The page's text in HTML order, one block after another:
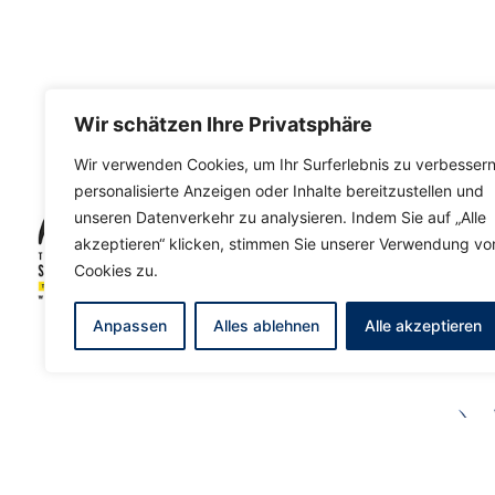
Wir schätzen Ihre Privatsphäre
Wir verwenden Cookies, um Ihr Surferlebnis zu
personalisierte Anzeigen oder Inhalte bereitzustellen und
unseren Datenverkehr zu analysieren. Indem Sie auf „Alle
akzeptieren“ klicken, stimmen Sie unserer Verwendung
Cookies zu.
Anpassen Alles ablehnen Alle akzeptieren